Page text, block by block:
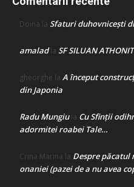
Doina la Sfaturi duhovnicești
amaladla SF SILUAN
gheorghe la A început
din Japonia
Radu Mungiula Cu Sfinții
adormitei roabei Tale…
Crina Marina la Despre
onaniei (pazei de a nu avea